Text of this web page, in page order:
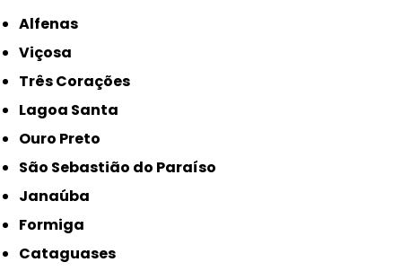
Alfenas
Viçosa
Três Corações
Lagoa Santa
Ouro Preto
São Sebastião do Paraíso
Janaúba
Formiga
Cataguases